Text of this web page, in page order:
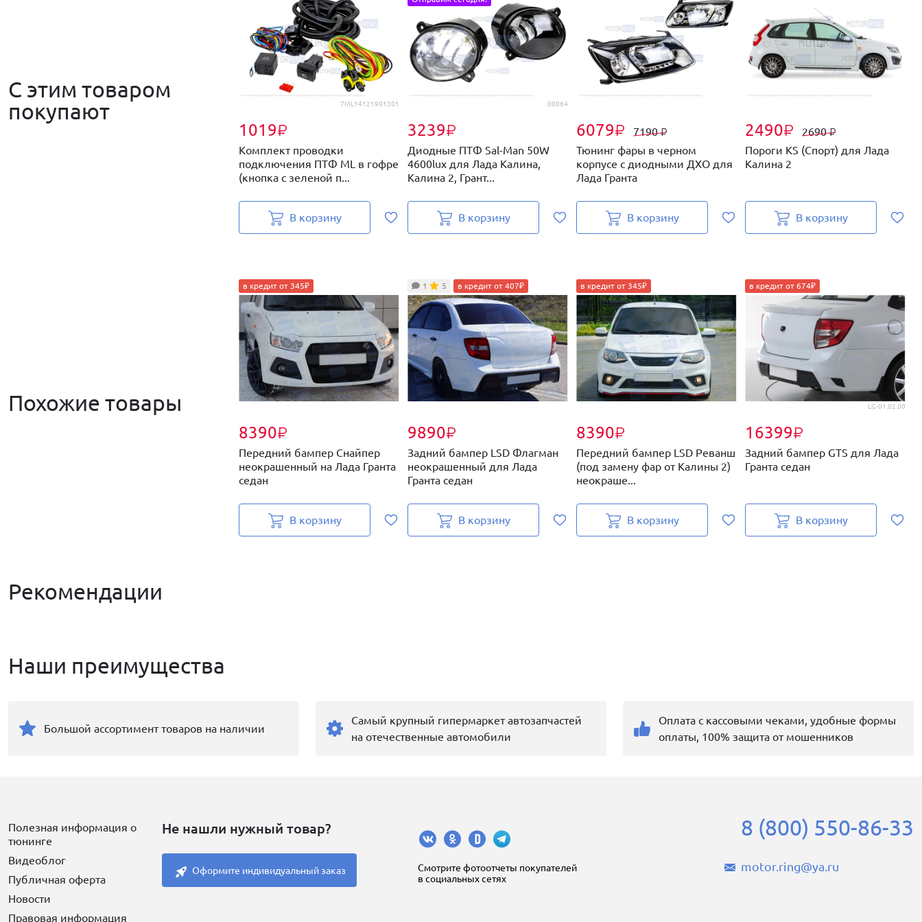
С этим товаром
покупают
7ML14121901301
1019₽
Комплект проводки
подключения ПТФ ML в гофре
(кнопка с зеленой п...
В корзину
.00064
3239₽
Диодные ПТФ Sal-Man 50W
4600lux для Лада Калина,
Калина 2, Грант...
В корзину
6079₽ 7190₽
Тюнинг фары в черном
корпусе с диодными ДХО для
Лада Гранта
В корзину
2490₽ 2690₽
Пороги KS (Спорт) для Лада
Калина 2
В корзину
Похожие товары
8390₽
в кредит от 345₽
Передний бампер Снайпер
неокрашенный на Лада Гранта
седан
В корзину
9890₽
1 5 в кредит от 407₽
Задний бампер LSD Флагман
неокрашенный для Лада
Гранта седан
В корзину
8390₽
в кредит от 345₽
Передний бампер LSD Реванш
(под замену фар от Калины 2)
неокраше...
В корзину
LG-01.02.00
16399₽
в кредит от 674₽
Задний бампер GTS для Лада
Гранта седан
В корзину
Рекомендации
Наши преимущества
Большой ассортимент товаров на наличии
Самый крупный гипермаркет автозапчастей
на отечественные автомобили
Оплата с кассовыми чеками, удобные формы
оплаты, 100% защита от мошенников
Полезная информация о
тюнинге
Видеоблог
Публичная оферта
Новости
Правовая информация
Не нашли нужный товар?
Оформите индивидуальный заказ
Cмотрите фотоотчеты покупателей
в социальных сетях
8 (800) 550-86-33
motor.ring@ya.ru